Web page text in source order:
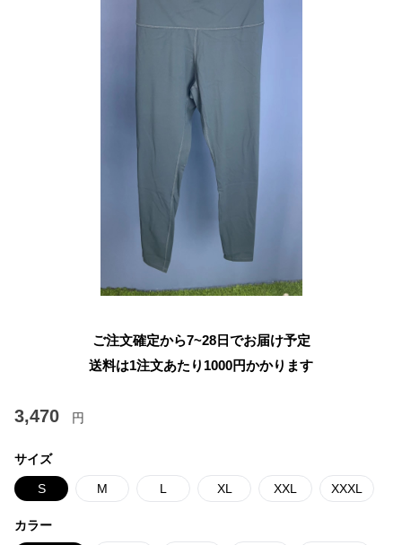
ご注文確定から7~28日でお届け予定
送料は1注文あたり 1000円かかります
3,470 円
サイズ
S M L XL XXL XXXL
カラー